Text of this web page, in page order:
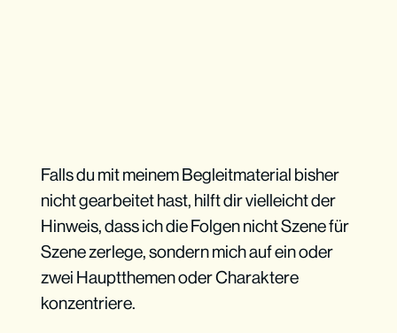
Falls du mit meinem Begleitmaterial bisher
nicht gearbeitet hast, hilft dir vielleicht der
Hinweis, dass ich die Folgen nicht Szene für
Szene zerlege, sondern mich auf ein oder
zwei Hauptthemen oder Charaktere
konzentriere.